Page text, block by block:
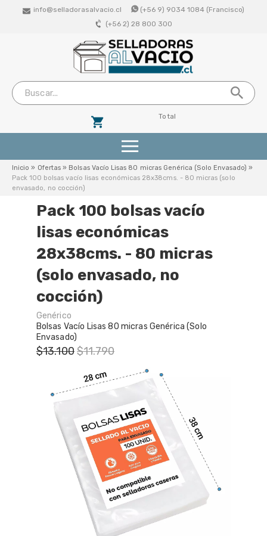
info@selladorasalvacio.cl
(+56 9) 9034 1084 (Francisco)
(+56 2) 28 800 300
Total
Productos
Selladoras De Succion (Vacio Externo)
Bolsas De Vacio Lisas
Bolsas De Vacio Gofradas
Repuestos Y Accesorios
Sous Vide - Cocción Al Vacío
Tipos de selladoras
Cómo elegir una selladora
Tips de Sellado
Servicio Técnico
Inicio » Ofertas » Bolsas Vacío Lisas 80 micras Genérica (Solo Envasado) »
Pack 100 bolsas vacío lisas económicas 28x38cms. - 80 micras (solo
envasado, no cocción)
Pack 100 bolsas vacío
lisas económicas
28x38cms. - 80 micras
(solo envasado, no
cocción)
Genérico
Bolsas Vacío Lisas 80 micras Genérica (Solo
Envasado)
$13.100$11.790